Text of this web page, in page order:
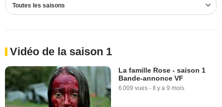
Toutes les saisons
Vidéo de la saison 1
La famille Rose - saison 1
Bande-annonce VF
6 009 vues - Il y a 9 mois